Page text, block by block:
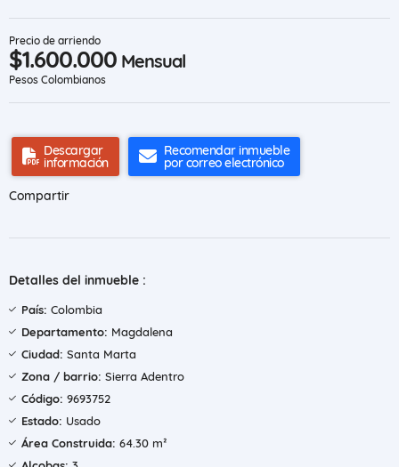
Precio de arriendo
$1.600.000 Mensual
Pesos Colombianos
Descargar
información
Recomendar inmueble
por correo electrónico
Compartir
Detalles del inmueble :
País: Colombia
Departamento: Magdalena
Ciudad: Santa Marta
Zona / barrio: Sierra Adentro
Código: 9693752
Estado: Usado
Área Construida: 64.30 m²